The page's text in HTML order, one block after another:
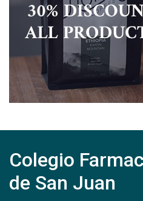
Colegio
de San Juan